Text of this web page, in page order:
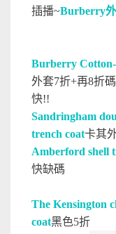
插播~Burberry
Burberry
外套7折+再8折
快!!
Sandringham
trench coat卡其
Amberford shell
快缺碼
The Kensington
coat黑色5折